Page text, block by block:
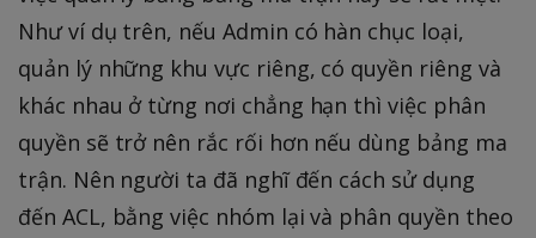
Như ví dụ trên, nếu Admin có hàn chục loại,
quản lý những khu vực riêng, có quyền riêng và
khác nhau ở từng nơi chẳng hạn thì việc phân
quyền sẽ trở nên rắc rối hơn nếu dùng bảng ma
trận. Nên người ta đã nghĩ đến cách sử dụng
đến ACL, bằng việc nhóm lại và phân quyền theo